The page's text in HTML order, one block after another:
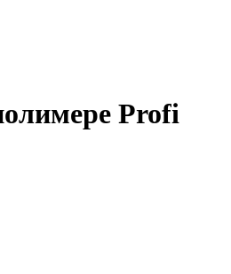
Profi